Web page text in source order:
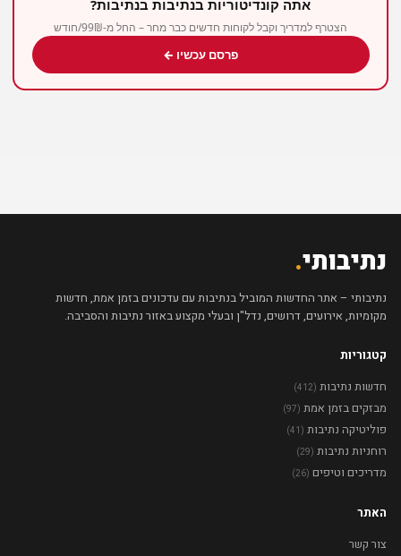
אתה קונדיטוריות בנתיבות בנתיבות?
הצטרף למדריך וקבל לקוחות חדשים כבר מחר – החל מ-99₪/חודש
פרסם עכשיו ←
נתיבותי.
נתיבותי – אתר החדשות המוביל בנתיבות עם עדכונים בזמן אמת, חדשות
מקומיות, אירועים, דרושים, נדל"ן ובעלי מקצוע באזור נתיבות והסביבה.
קטגוריות
חדשות נתיבות (412)
מבזקים בזמן אמת (97)
פוליטיקה נתיבות (41)
רוחניות נתיבות (29)
מדריכים וטיפים (26)
האתר
צור קשר